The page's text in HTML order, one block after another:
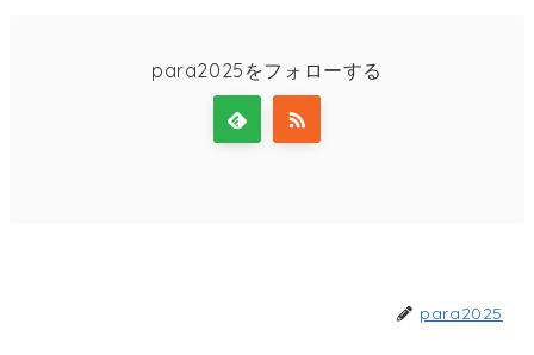
para2025をフォローする
para2025